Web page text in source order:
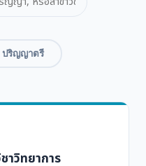
ปริญญาตรี
าวิทยาการ